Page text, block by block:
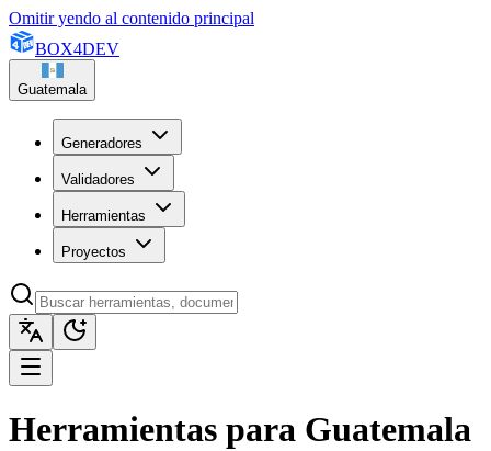
Omitir yendo al contenido principal
BOX4DEV
Guatemala
Generadores
Validadores
Herramientas
Proyectos
Herramientas para Guatemala